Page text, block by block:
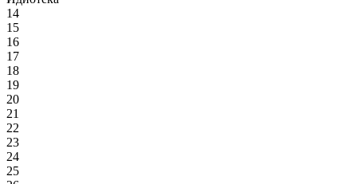
14
15
16
17
18
19
20
21
22
23
24
25